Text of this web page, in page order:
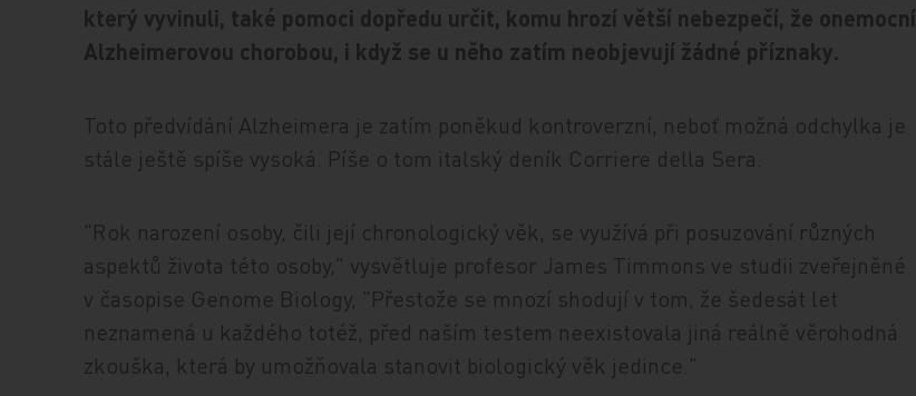
který vyvinuli, také pomoci dopředu určit, komu hrozí větší nebezpečí, že onemocní
Alzheimerovou chorobou, i když se u něho zatím neobjevují žádné příznaky.
Toto předvídání Alzheimera je zatím poněkud kontroverzní, neboť možná odchylka je
stále ještě spíše vysoká. Píše o tom italský deník Corriere della Sera.
"Rok narození osoby, čili její chronologický věk, se využívá při posuzování různých
aspektů života této osoby," vysvětluje profesor James Timmons ve studii zveřejněné
v časopise Genome Biology, "Přestože se mnozí shodují v tom, že šedesát let
neznamená u každého totéž, před naším testem neexistovala jiná reálně věrohodná
zkouška, která by umožňovala stanovit biologický věk jedince."